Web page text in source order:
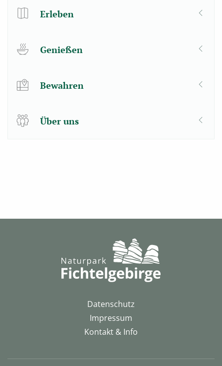
Erleben
Genießen
Bewahren
Über uns
Datenschutz
Impressum
Kontakt & Info